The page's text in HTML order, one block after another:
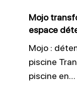
détente
Mojo
espace
Mojo :
piscine
piscine en…